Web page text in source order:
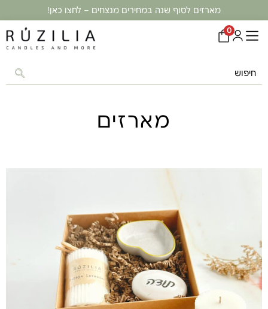
מארזים לסוף שנה במחירים מנצחים – לחצו כאן!
0
מארזים